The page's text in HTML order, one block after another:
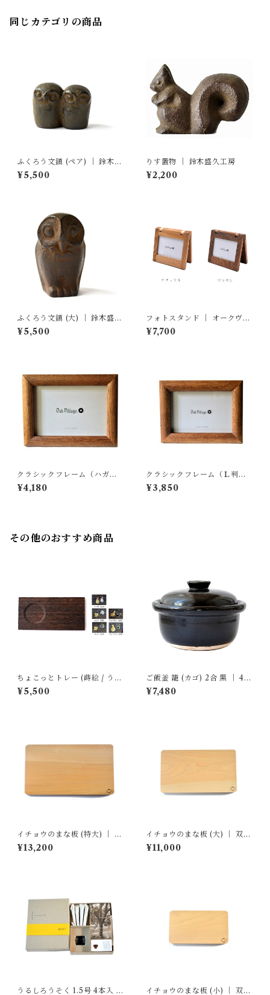
同じカテゴリの商品
ふくろう文鎮 (ペア) ｜ 鈴木盛
久工房
¥5,500
りす置物 ｜ 鈴木盛久工房
¥2,200
ふくろう文鎮 (大) ｜ 鈴木盛久
工房
¥5,500
フォトスタンド ｜ オークヴィ
レッジ
¥7,700
クラシックフレーム（ハガキ
判）｜ オークヴィレッジ
¥4,180
クラシックフレーム（Ｌ判）
｜ オークヴィレッジ
¥3,850
その他のおすすめ商品
ちょこっとトレー (蒔絵 / うさ
ぎ・千鳥・ひょうたん) ｜ 岩
本清商店
¥5,500
ご飯釜 籠 (カゴ) 2合 黒 ｜ 4th
-market
¥7,480
イチョウのまな板 (特大) ｜ 双
葉商店
¥13,200
イチョウのまな板 (大) ｜ 双葉
商店
¥11,000
うるしろうそく 1.5号 4本入 / イチョウのまな板 (小) ｜ 双葉